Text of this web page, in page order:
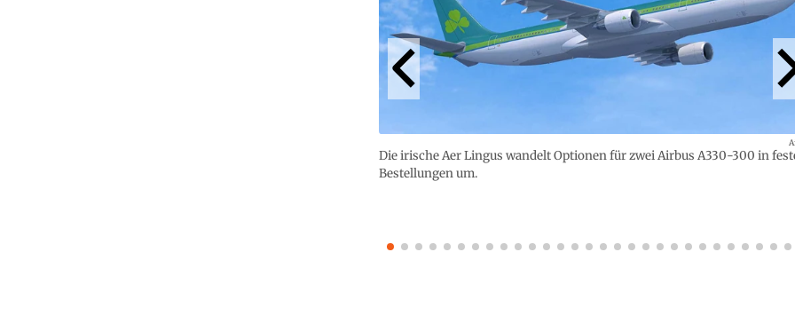
Die irische Aer Lingus wandelt Optionen für zwei Airbus A330-300 in
Bestellungen um.